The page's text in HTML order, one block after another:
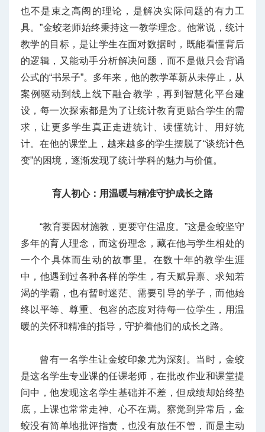
也不是束之高阁的理论，是解决实际问题的有力工
具。”金蛟老师始终秉持这一教学理念。他常说，统计
教学的目标，是让学生在面对数据时，既能看懂背后
的逻辑，又能动手分析解决问题，而不是做只会背诵
公式的“书呆子”。多年来，他的教学革新从未停止，从
案例驱动到线上线下融合教学，再到智慧化平台建
设，每一次探索都是为了让统计教育更贴合学生的需
求，让更多学生真正走进统计、读懂统计、用好统
计。在他的课堂上，越来越多的学生摆脱了“谈统计色
变”的困境，逐渐发现了统计学科的魅力与价值。
育人初心： 用温暖与精准守护成长之路
“教育要因材施教，更要守住温度。”这是金蛟坚守
多年的育人理念，而这份理念，藏在他与学生相处的
一个个具体而生动的故事里。在数十年的教学生涯
中，他遇到过各种各样的学生，有天赋异禀、求知若
渴的学霸，也有暂时迷茫、需要引导的学子，而他始
终以平等、尊重、包容的态度对待每一位学生，用温
暖的关怀和精准的指导，守护着他们的成长之路。
曾有一名学生让金蛟印象尤为深刻。当时，金蛟
是这名学生专业课的任课老师，在批改作业和课堂提
问中，他发现这名学生基础并不差，但成绩却始终垫
底，上课也常常走神、心不在焉。察觉到异常后，金
蛟没有简单地批评指责，也没有放任不管，而是主动